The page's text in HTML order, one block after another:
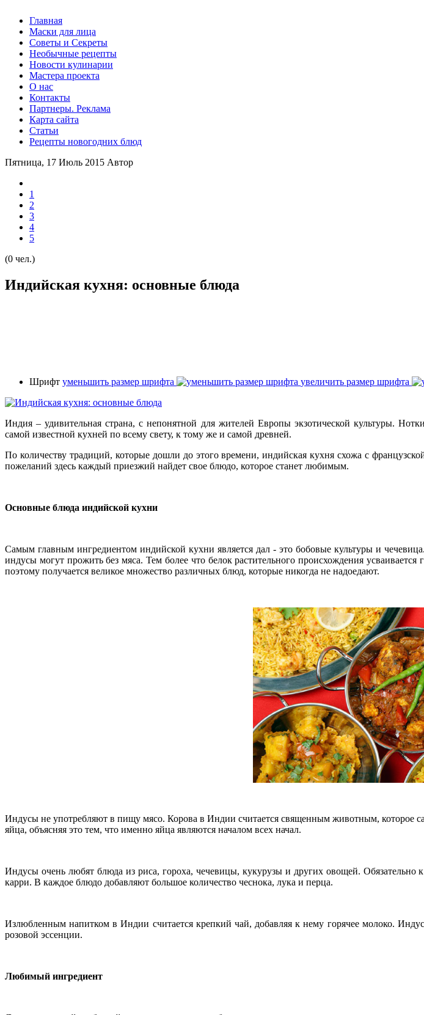
Главная
Маски для лица
Советы и Секреты
Необычные рецепты
Новости кулинарии
Мастера проекта
О нас
Контакты
Партнеры. Реклама
Карта сайта
Статьи
Рецепты новогодних блюд
Пятница, 17 Июль 2015 Автор
1
2
3
4
5
(0 чел.)
Индийская кухня: основные блюда
Шрифт уменьшить размер шрифта увеличить размер шрифта
Индия – удивительная страна, с непонятной для жителей Европы экзотической культуры.
самой известной кухней по всему свету, к тому же и самой древней.
По количеству традиций, которые дошли до этого времени, индийская кухня схожа с
пожеланий здесь каждый приезжий найдет свое блюдо, которое станет любимым.
Основные блюда индийской кухни
Самым главным ингредиентом индийской кухни является дал - это бобовые культуры и
индусы могут прожить без мяса. Тем более что белок растительного происхождения
поэтому получается великое множество различных блюд, которые никогда не надоедают.
Индусы не употребляют в пищу мясо. Корова в Индии считается священным животным, которое
яйца, объясняя это тем, что именно яйца являются началом всех начал.
Индусы очень любят блюда из риса, гороха, чечевицы, кукурузы и других овощей.
карри. В каждое блюдо добавляют большое количество чеснока, лука и перца.
Излюбленным напитком в Индии считается крепкий чай, добавляя к нему горячее молоко.
розовой эссенции.
Любимый ингредиент